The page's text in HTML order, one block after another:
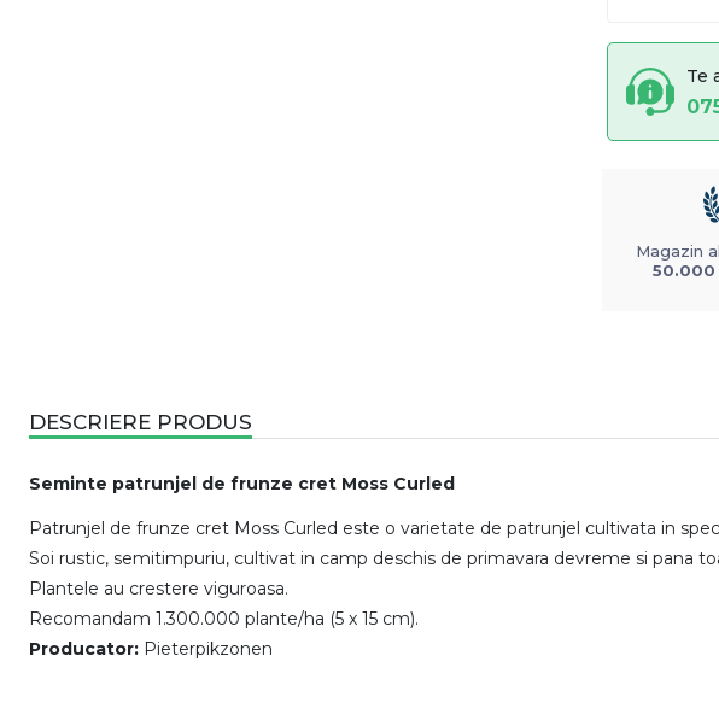
Te
Magazin
DESCRIERE PRODUS
Seminte patrunjel de frunze cret Moss Curled
Patrunjel de frunze cret Moss Curled este o varietate de patrunjel cultivata in
Soi rustic, semitimpuriu, cultivat in camp deschis de primavara devreme si pana
Plantele au crestere viguroasa.
Recomandam 1.300.000 plante/ha (5 x 15 cm).
Producator: Pieterpikzonen